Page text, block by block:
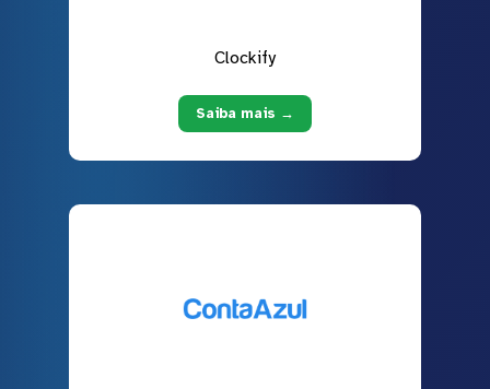
Clockify
Saiba mais →